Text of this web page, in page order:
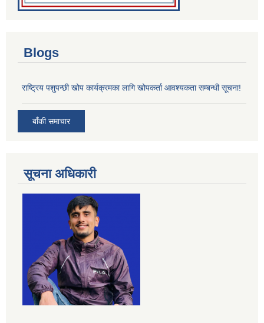
Blogs
राष्ट्रिय पशुपन्छी खोप कार्यक्रमका लागि खोपकर्ता आवश्यकता सम्बन्धी सूचना!
बाँकी समाचार
सूचना अधिकारी